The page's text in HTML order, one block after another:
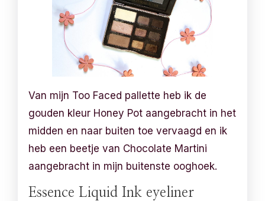
Van mijn Too Faced pallette heb ik de
gouden kleur Honey Pot aangebracht in het
midden en naar buiten toe vervaagd en ik
heb een beetje van Chocolate Martini
aangebracht in mijn buitenste ooghoek.
Essence Liquid Ink eyeliner